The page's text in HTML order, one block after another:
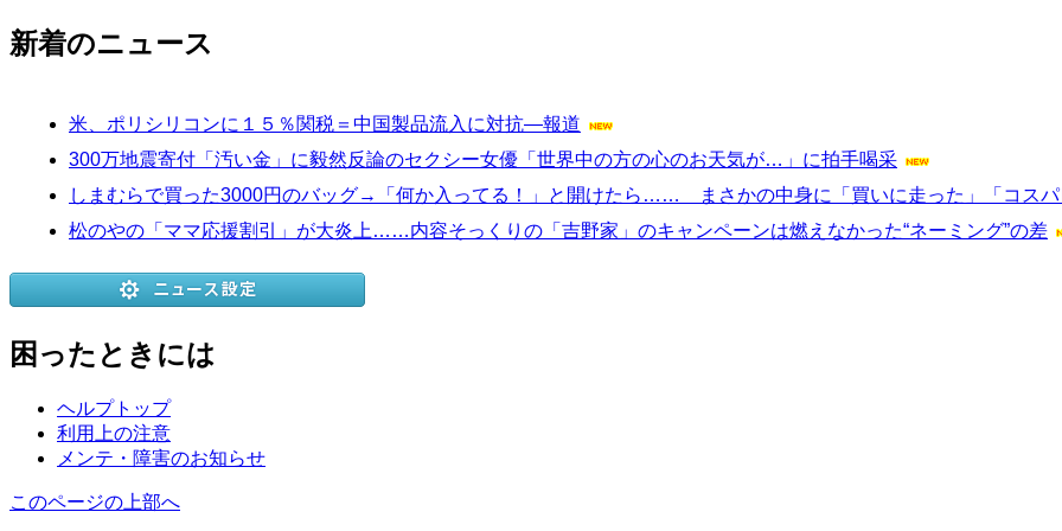
新着のニュース
米、ポリシリコンに１５％関税＝中国製品流入に対抗―報道
300万地震寄付「汚い金」に毅然反論のセクシー女優「世界中の方の心のお天気が…」に拍手喝采
しまむらで買った3000円のバッグ→「何か入ってる！」と開けたら…… まさかの中身に「買いに走った」「コスパ
松のやの「ママ応援割引」が大炎上……内容そっくりの「吉野家」のキャンペーンは燃えなかった“ネーミング”の差
困ったときには
ヘルプトップ
利用上の注意
メンテ・障害のお知らせ
このページの上部へ